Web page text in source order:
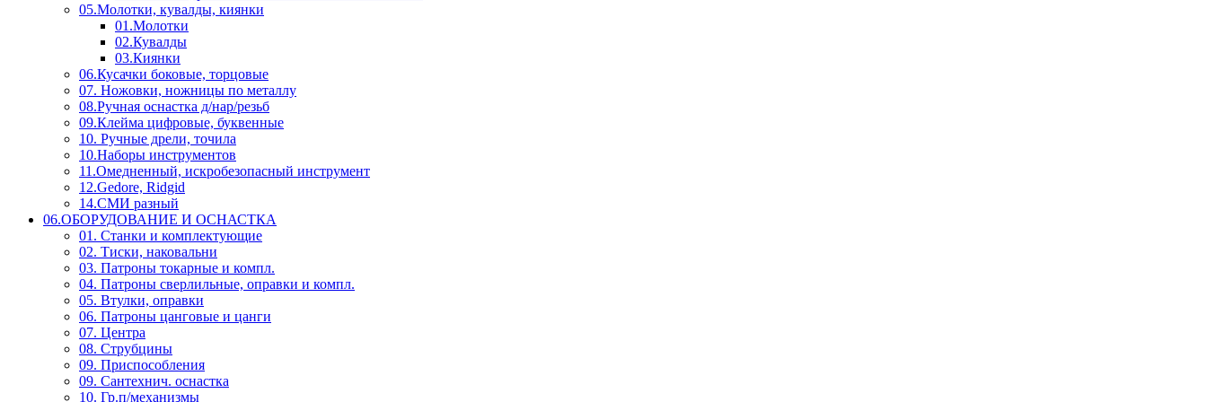
05.Молотки, кувалды, киянки
01.Молотки
02.Кувалды
03.Киянки
06.Кусачки боковые, торцовые
07. Ножовки, ножницы по металлу
08.Ручная оснастка д/нар/резьб
09.Клейма цифровые, буквенные
10. Ручные дрели, точила
10.Наборы инструментов
11.Омедненный, искробезопасный инструмент
12.Gedore, Ridgid
14.СМИ разный
06.ОБОРУДОВАНИЕ И ОСНАСТКА
01. Станки и комплектующие
02. Тиски, наковальни
03. Патроны токарные и компл.
04. Патроны сверлильные, оправки и компл.
05. Втулки, оправки
06. Патроны цанговые и цанги
07. Центра
08. Струбцины
09. Приспособления
09. Сантехнич. оснастка
10. Гр.п/механизмы